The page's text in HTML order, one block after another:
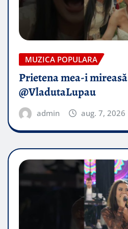
MUZICA POPULARA
Prietena mea-i mireasă​
@VladutaLupau
admin aug. 7, 2026